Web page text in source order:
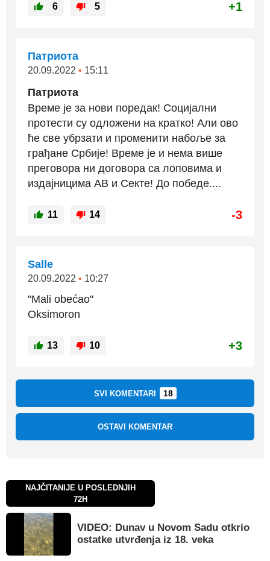
6 5 +1
Патриота
20.09.2022 • 15:11
Патриота
Време је за нови поредак! Социјални
протести су одложени на кратко! Али ово
ће све убрзати и променити набоље за
грађане Србије! Време је и нема више
преговора ни договора са лоповима и
издајницима АВ и Секте! До победе....
11 14 -3
Salle
20.09.2022 • 10:27
"Mali obećao"
Oksimoron
13 10 +3
SVI KOMENTARI 18
OSTAVI KOMENTAR
NAJČITANIJE U POSLEDNJIH
72H
VIDEO: Dunav u Novom Sadu otkrio
ostatke utvrđenja iz 18. veka